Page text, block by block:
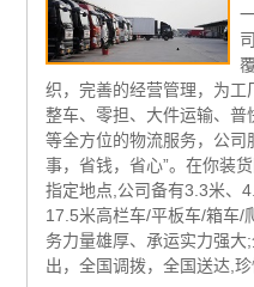
织，完善的经营管理，为
整车、零担、大件运输、
等全方位的物流服务，公司
事，省钱，省心”。在你装
指定地点,公司备有3.3米、
17.5米高栏车/平板车/箱车/
务力量雄厚、承运实力强
出，全国调拨，全国送达,珍